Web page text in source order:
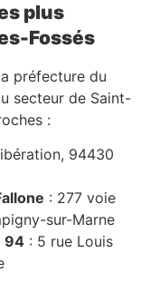
plus
Fossés
préfecture du
secteur de Saint-
:
94430
: 277 voie
sur-Marne
94 : 5 rue Louis